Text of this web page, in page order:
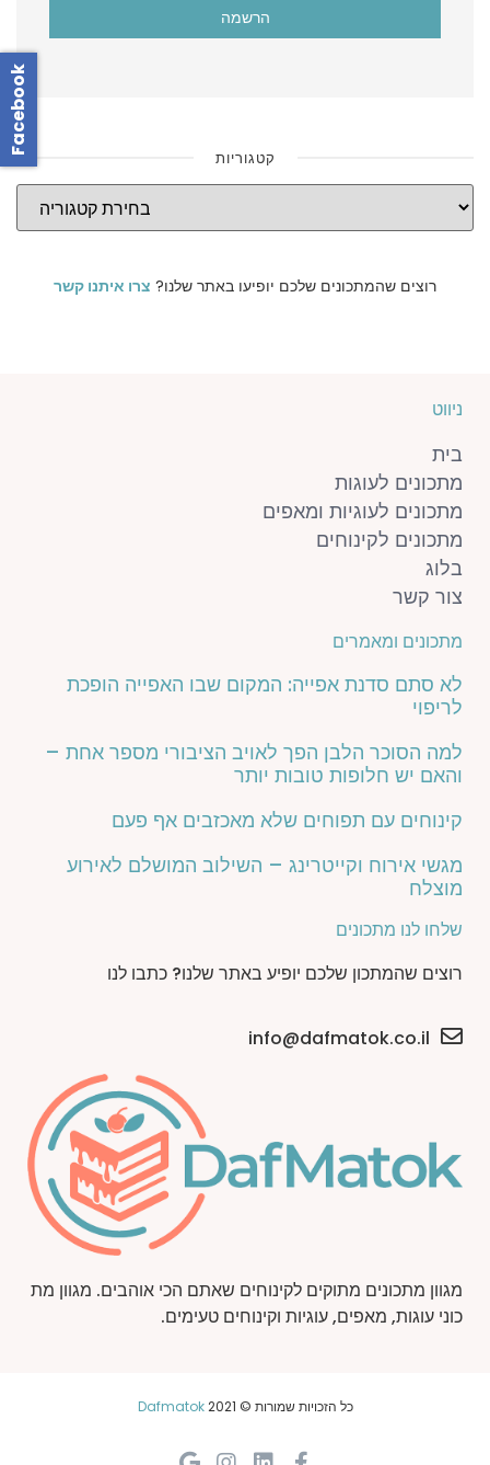
קטגוריות
רוצים שהמתכונים שלכם יופיעו באתר שלנו? צרו איתנו קשר
ניווט
בית
מתכונים לעוגות
מתכונים לעוגיות ומאפים
מתכונים לקינוחים
בלוג
צור קשר
מתכונים ומאמרים
לא סתם סדנת אפייה: המקום שבו האפייה הופכת
לריפוי
למה הסוכר הלבן הפך לאויב הציבורי מספר אחת –
והאם יש חלופות טובות יותר
קינוחים עם תפוחים שלא מאכזבים אף פעם
מגשי אירוח וקייטרינג – השילוב המושלם לאירוע
מוצלח
שלחו לנו מתכונים
רוצים שהמתכון שלכם יופיע באתר שלנו? כתבו לנו
info@dafmatok.co.il
מגוון מתכונים מתוקים לקינוחים שאתם הכי אוהבים. מגוון מת
כוני עוגות, מאפים, עוגיות וקינוחים טעימים.
כל הזכויות שמורות © 2021 Dafmatok
Facebook